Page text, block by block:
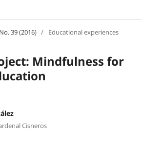
No. 39 (2016) / Educational experiences
Mindfulness for
Cisneros